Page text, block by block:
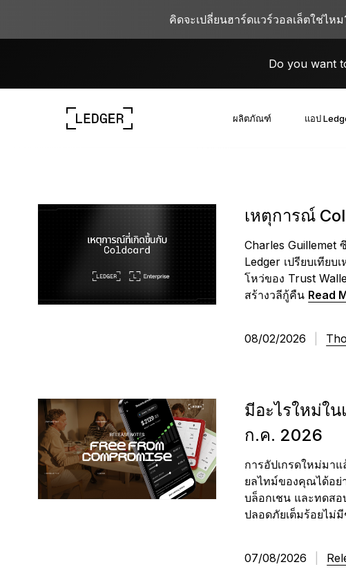
คิดจะเปลี่ยนฮาร์ดแวร์วอลเล็ตใช่ไ
Do you want
ผลิตภัณฑ์ แอป
Ledger Agent Stack ระบบสำ
Ledger Quest
บ
Ledger Multisig พาร์ทเนอ
ดูอุปกรณ์ของเรา
เลือกช็อป
Hardware Wallet
แพ็กเกจหรือเซ็ต
ร
รุ่
ดู
เหตุการณ์
Charles Guillemet
Ledger เปรียบเทีย
โหว่ของ Trust
สร้างวลีกู้คืน Read
08/02/2026
มีอะไรใหม่ใ
ก.ค. 2026
การอัปเกรดใหม่มา
ยลไทม์ของคุณได้อย่
บล็อกเชน และทดส
ปลอดภัยเต็มร้อยไม่
07/08/2026